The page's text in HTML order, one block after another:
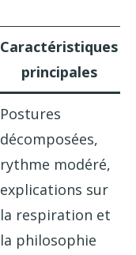
Caractéristiques
principales
Postures
décomposées,
rythme modéré,
explications sur
la respiration et
la philosophie